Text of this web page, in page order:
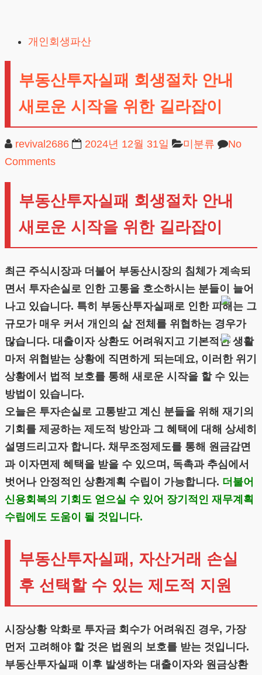
content
개인회생파산
부동산투자실패 회생절차 안내
새로운 시작을 위한 길라잡이
revival2686 2024년 12월 31일 미분류
No
Comments
부동산투자실패 회생절차 안내
새로운 시작을 위한 길라잡이
최근 주식시장과 더불어 부동산시장의 침체가 계속되
면서 투자손실로 인한 고통을 호소하시는 분들이 늘어
나고 있습니다. 특히 부동산투자실패로 인한 피해는 그
규모가 매우 커서 개인의 삶 전체를 위협하는 경우가
많습니다. 대출이자 상환도 어려워지고 기본적인 생활
마저 위협받는 상황에 직면하게 되는데요, 이러한 위기
상황에서 법적 보호를 통해 새로운 시작을 할 수 있는
방법이 있습니다.
오늘은 투자손실로 고통받고 계신 분들을 위해 재기의
기회를 제공하는 제도적 방안과 그 혜택에 대해 상세히
설명드리고자 합니다. 채무조정제도를 통해 원금감면
과 이자면제 혜택을 받을 수 있으며, 독촉과 추심에서
벗어나 안정적인 상환계획 수립이 가능합니다. 더불어
신용회복의 기회도 얻으실 수 있어 장기적인 재무계획
수립에도 도움이 될 것입니다.
부동산투자실패, 자산거래 손실
후 선택할 수 있는 제도적 지원
시장상황 악화로 투자금 회수가 어려워진 경우, 가장
먼저 고려해야 할 것은 법원의 보호를 받는 것입니다.
부동산투자실패 이후 발생하는 대출이자와 원금상환